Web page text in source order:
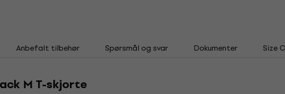
Anbefalt tilbehør Spørsmål og svar Dokumenter Size
M T-skjorte